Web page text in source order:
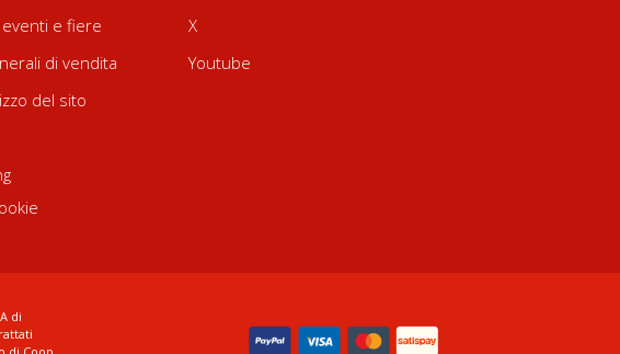
eventi e fiere
di vendita
del sito
X
Youtube
di